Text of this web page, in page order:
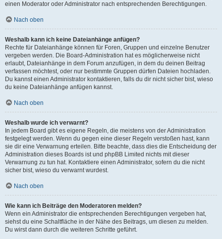
einen Moderator oder Administrator nach entsprechenden Berechtigungen.
Nach oben
Weshalb kann ich keine Dateianhänge anfügen?
Rechte für Dateianhänge können für Foren, Gruppen und einzelne Benutzer
vergeben werden. Die Board-Administration hat es möglicherweise nicht
erlaubt, Dateianhänge in dem Forum anzufügen, in dem du deinen Beitrag
verfassen möchtest, oder nur bestimmte Gruppen dürfen Dateien hochladen.
Du kannst einen Administrator kontaktieren, falls du dir nicht sicher bist, wieso
du keine Dateianhänge anfügen kannst.
Nach oben
Weshalb wurde ich verwarnt?
In jedem Board gibt es eigene Regeln, die meistens von der Administration
festgelegt werden. Wenn du gegen eine dieser Regeln verstoßen hast, kann
sie dir eine Verwarnung erteilen. Bitte beachte, dass dies die Entscheidung der
Administration dieses Boards ist und phpBB Limited nichts mit dieser
Verwarnung zu tun hat. Kontaktiere einen Administrator, sofern du die nicht
sicher bist, wieso du verwarnt wurdest.
Nach oben
Wie kann ich Beiträge den Moderatoren melden?
Wenn ein Administrator die entsprechenden Berechtigungen vergeben hat,
siehst du eine Schaltfläche in der Nähe des Beitrags, um diesen zu melden.
Du wirst dann durch die weiteren Schritte geführt.